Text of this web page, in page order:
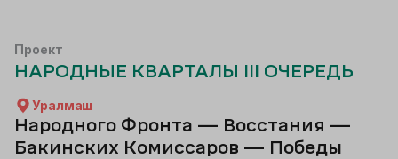
Проект
НАРОДНЫЕ КВАРТАЛЫ III ОЧЕРЕДЬ
Уралмаш
Народного Фронта — Восстания —
Бакинских Комиссаров — Победы